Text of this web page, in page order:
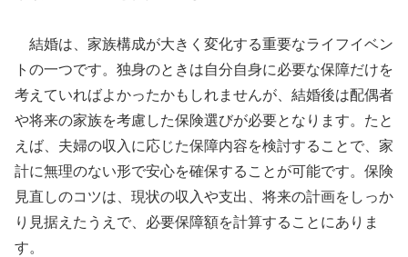
結婚は、家族構成が大きく変化する重要なライフイベン
トの一つです。独身のときは自分自身に必要な保障だけを
考えていればよかったかもしれませんが、結婚後は配偶者
や将来の家族を考慮した保険選びが必要となります。たと
えば、夫婦の収入に応じた保障内容を検討することで、家
計に無理のない形で安心を確保することが可能です。保険
見直しのコツは、現状の収入や支出、将来の計画をしっか
り見据えたうえで、必要保障額を計算することにありま
す。